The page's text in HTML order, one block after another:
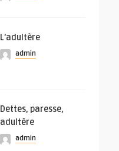
L’adultère
admin
Dettes, paresse,
adultère
admin